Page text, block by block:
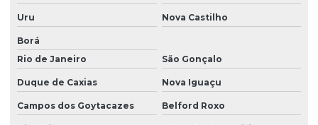
Uru Nova Castilho
Borá
Rio de Janeiro
São Gonçalo
Duque de Caxias Nova Iguaçu
Campos dos Goytacazes Belford Roxo